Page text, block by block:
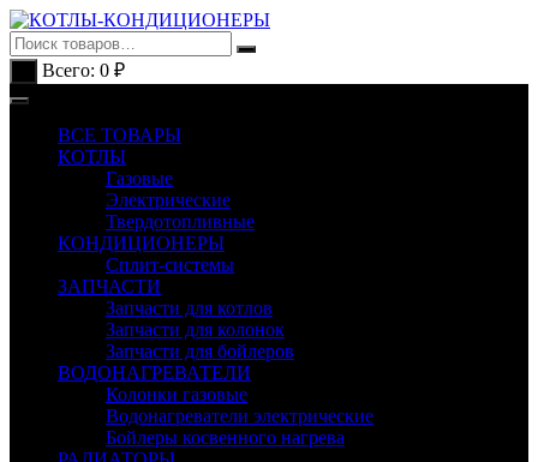
Перейти
к
содержимому
Всего: 0 ₽
ВСЕ ТОВАРЫ
КОТЛЫ
Газовые
Электрические
Твердотопливные
КОНДИЦИОНЕРЫ
Сплит-системы
ЗАПЧАСТИ
Запчасти для котлов
Запчасти для колонок
Запчасти для бойлеров
ВОДОНАГРЕВАТЕЛИ
Колонки газовые
Водонагреватели электрические
Бойлеры косвенного нагрева